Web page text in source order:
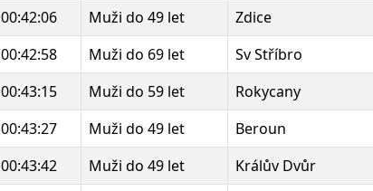
00:42:06 Muži do 49 let Zdice
00:42:58 Muži do 69 let Sv Stříbro
00:43:15 Muži do 59 let Rokycany
00:43:27 Muži do 49 let Beroun
00:43:42 Muži do 49 let Králův Dvůr